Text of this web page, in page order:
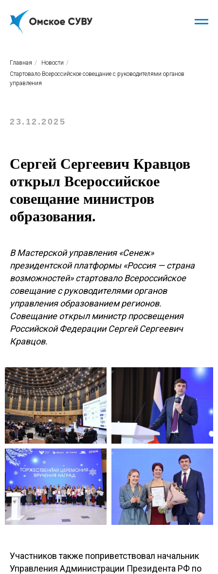
Главная / Новости /
Стартовало Всероссийское совещание с руководителями органов
управления
23.12.2025
Сергей Сергеевич Кравцов
открыл Всероссийское
совещание министров
образования.
В Мастерской управления «Сенеж»
президентской платформы «Россия — страна
возможностей» стартовало Всероссийское
совещание с руководителями органов
управления образованием регионов.
Совещание открыл министр просвещения
Российской Федерации Сергей Сергеевич
Кравцов.
Участников также поприветствовал начальник
Управления Администрации Президента РФ по